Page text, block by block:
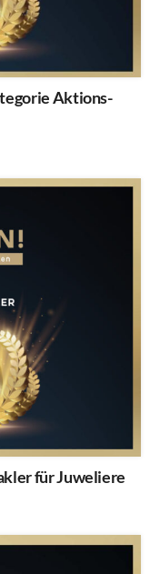
Aktions-
für Juweliere